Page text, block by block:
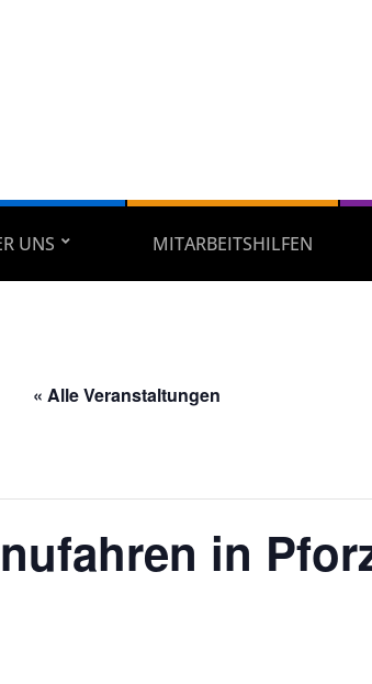
UNS MITARBEITSHILFEN
« Alle Veranstaltungen
in